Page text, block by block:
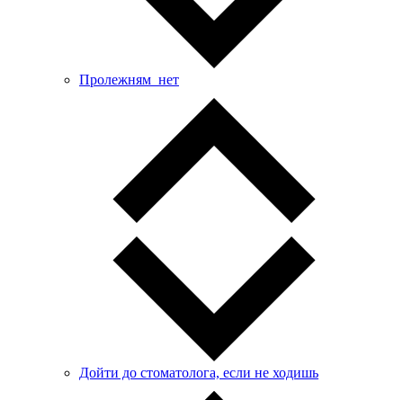
Пролежням_нет
Дойти до стоматолога, если не ходишь